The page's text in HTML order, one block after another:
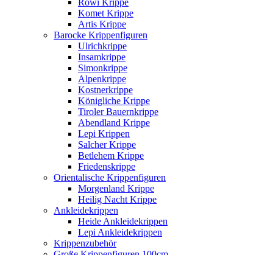
Rowi Krippe
Komet Krippe
Artis Krippe
Barocke Krippenfiguren
Ulrichkrippe
Insamkrippe
Simonkrippe
Alpenkrippe
Kostnerkrippe
Königliche Krippe
Tiroler Bauernkrippe
Abendland Krippe
Lepi Krippen
Salcher Krippe
Betlehem Krippe
Friedenskrippe
Orientalische Krippenfiguren
Morgenland Krippe
Heilig Nacht Krippe
Ankleidekrippen
Heide Ankleidekrippen
Lepi Ankleidekrippen
Krippenzubehör